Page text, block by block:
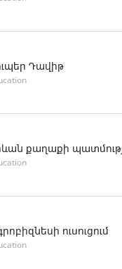
Դավիթ
քաղաքի
ուսուցում